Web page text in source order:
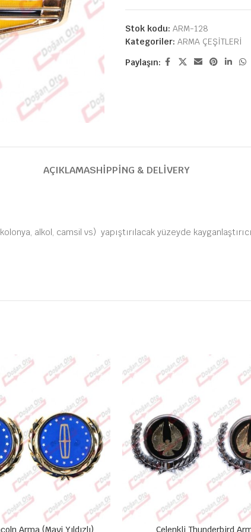
Stok kodu: ARM-128
Kategoriler: ARMA ÇEŞİTLERİ
Paylaşın:
AÇIKLAMASHIPPING & DELIVERY
alkol, camsil vs) yapıştırılacak yüzeyde
Arma (Mavi Yıldızlı) Çelenkli Thunderbird